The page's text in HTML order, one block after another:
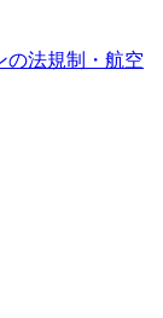
の法規制・航空